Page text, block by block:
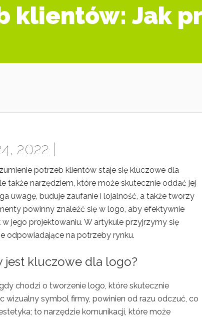
klientów: Jak
2022 |
potrzeb klientów staje się kluczowe dla
także narzędziem, które może skutecznie oddać jej
uwagę, buduje zaufanie i lojalność, a także tworzy
powinny znaleźć się w logo, aby efektywnie
jego projektowaniu. W artykule przyjrzymy się
odpowiadające na potrzeby rynku.
jest kluczowe dla logo?
chodzi o tworzenie logo, które skutecznie
wizualny symbol firmy, powinien od razu odczuć, co
to narzędzie komunikacji, które może